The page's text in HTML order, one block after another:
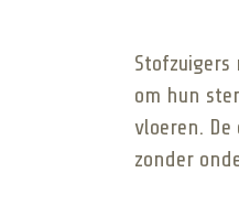
om hun
vloeren.
zonder